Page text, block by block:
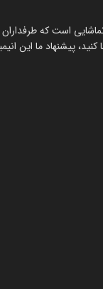
است که طرفداران
کنید، پیشنهاد ما